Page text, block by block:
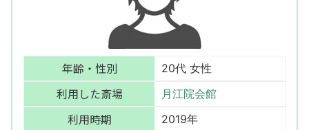
年齢・性別 20代 女性
利用した斎場 月江院会館
利用時期 2019年